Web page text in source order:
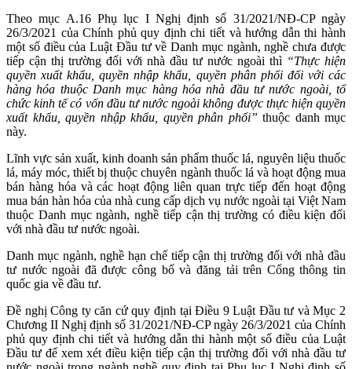
Theo mục A.16 Phụ lục I Nghị định số 31/2021/NĐ-CP ngày
26/3/2021 của Chính phủ quy định chi tiết và hướng dẫn thi hành
một số điều của Luật Đầu tư về Danh mục ngành, nghề chưa được
tiếp cận thị trường đối với nhà đầu tư nước ngoài thì “Thực hiện
quyền xuất khẩu, quyền nhập khẩu, quyền phân phối đối với các
hàng hóa thuộc Danh mục hàng hóa nhà đầu tư nước ngoài, tổ
chức kinh tế có vốn đầu tư nước ngoài không được thực hiện quyền
xuất khẩu, quyền nhập khẩu, quyền phân phối” thuộc danh mục
này.
Lĩnh vực sản xuất, kinh doanh sản phẩm thuốc lá, nguyên liệu thuốc
lá, máy móc, thiết bị thuộc chuyên ngành thuốc lá và hoạt động mua
bán hàng hóa và các hoạt động liên quan trực tiếp đến hoạt động
mua bán hàn hóa của nhà cung cấp dịch vụ nước ngoài tại Việt Nam
thuộc Danh mục ngành, nghề tiếp cận thị trường có điều kiện đối
với nhà đầu tư nước ngoài.
Danh mục ngành, nghề hạn chế tiếp cận thị trường đối với nhà đầu
tư nước ngoài đã được công bố và đăng tải trên Cổng thông tin
quốc gia về đầu tư.
Đề nghị Công ty căn cứ quy định tại Điều 9 Luật Đầu tư và Mục 2
Chương II Nghị định số 31/2021/NĐ-CP ngày 26/3/2021 của Chính
phủ quy định chi tiết và hướng dẫn thi hành một số điều của Luật
Đầu tư để xem xét điều kiện tiếp cận thị trường đối với nhà đầu tư